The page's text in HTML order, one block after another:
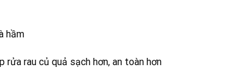
hầm
rửa rau củ quả sạch hơn, an toàn hơn